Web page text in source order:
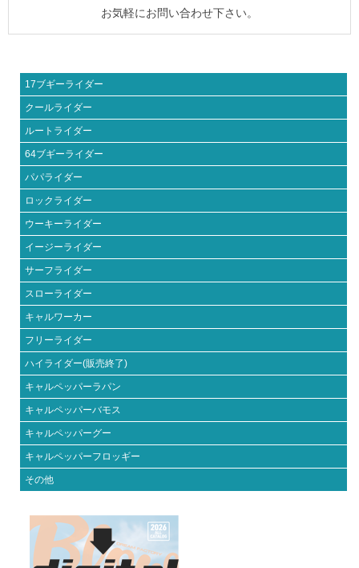
お気軽にお問い合わせ下さい。
17ブギーライダー
クールライダー
ルートライダー
64ブギーライダー
パパライダー
ロックライダー
ウーキーライダー
イージーライダー
サーフライダー
スローライダー
キャルワーカー
フリーライダー
ハイライダー(販売終了)
キャルペッパーラパン
キャルペッパーバモス
キャルペッパーグー
キャルペッパーフロッギー
その他